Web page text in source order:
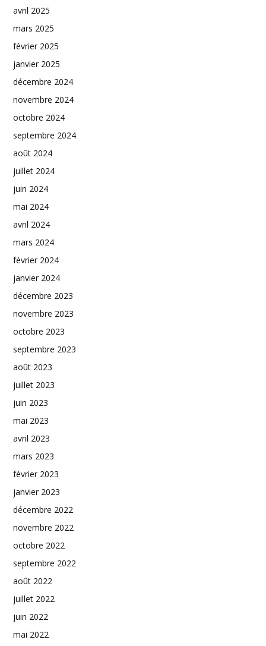
avril 2025
mars 2025
février 2025
janvier 2025
décembre 2024
novembre 2024
octobre 2024
septembre 2024
août 2024
juillet 2024
juin 2024
mai 2024
avril 2024
mars 2024
février 2024
janvier 2024
décembre 2023
novembre 2023
octobre 2023
septembre 2023
août 2023
juillet 2023
juin 2023
mai 2023
avril 2023
mars 2023
février 2023
janvier 2023
décembre 2022
novembre 2022
octobre 2022
septembre 2022
août 2022
juillet 2022
juin 2022
mai 2022